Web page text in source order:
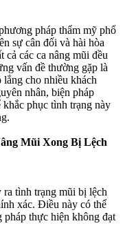
pháp thẩm mỹ phổ
sự cân đối và hài hòa
cả các ca nâng mũi đều
vấn đề thường gặp là
lắng cho nhiều khách
nhân, biện pháp
phục tình trạng này
Mũi Xong Bị Lệch
tình trạng mũi bị lệch
xác. Điều này có thể
pháp thực hiện không đạt